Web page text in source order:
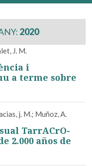
2020
J. M.
i
a terme sobre
j. M.; Muñoz, A.
TarrACrO-
2.000 años de